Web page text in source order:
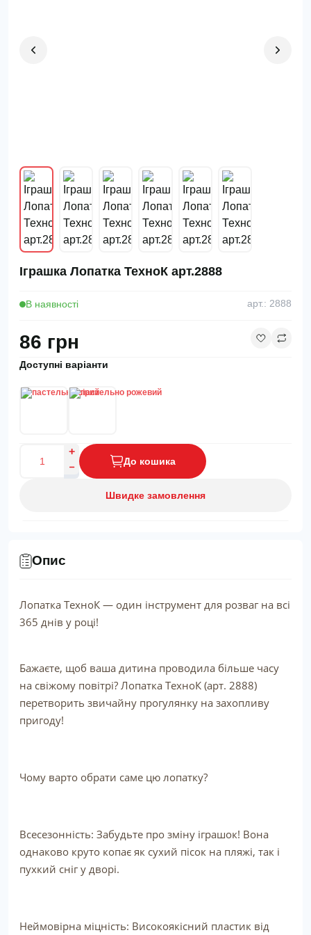
Іграшка Лопатка ТехноК арт.2888
В наявності арт.: 2888
86 грн
Доступні варіанти
До кошика
Швидке замовлення
Опис
Лопатка ТехноК — один інструмент для розваг на всі
365 днів у році!
Бажаєте, щоб ваша дитина проводила більше часу
на свіжому повітрі? Лопатка ТехноК (арт. 2888)
перетворить звичайну прогулянку на захопливу
пригоду!
Чому варто обрати саме цю лопатку?
Всесезонність: Забудьте про зміну іграшок! Вона
однаково круто копає як сухий пісок на пляжі, так і
пухкий сніг у дворі.
Неймовірна міцність: Високоякісний пластик від